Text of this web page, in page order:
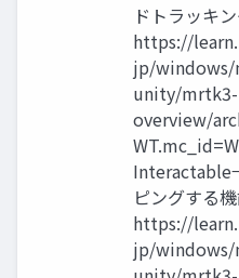
ドトラッキ
https://
jp/
unity/mrtk3-
overview/
ピングする
https://
jp/